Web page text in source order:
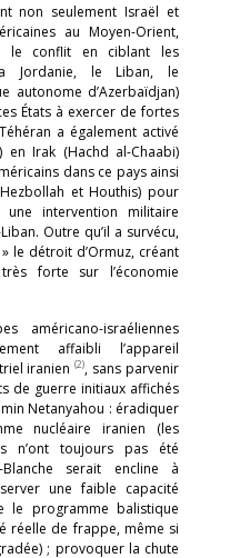
non seulement Israël et
au Moyen-Orient,
le conflit en ciblant les
Jordanie, le Liban, le
autonome d’Azerbaïdjan)
États à exercer de fortes
a également activé
en Irak (Hachd al-Chaabi)
dans ce pays ainsi
et Houthis) pour
intervention militaire
Outre qu’il a survécu,
le détroit d’Ormuz, créant
forte sur l’économie
américano-israéliennes
affaibli l’appareil
iranien(2), sans parvenir
de guerre initiaux affichés
Netanyahou : éradiquer
nucléaire iranien (les
n’ont toujours pas été
serait encline à
une faible capacité
le programme balistique
réelle de frappe, même si
; provoquer la chute